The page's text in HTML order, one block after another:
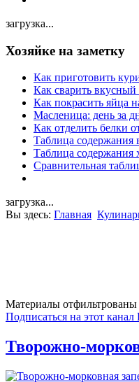
загрузка...
Хозяйке на заметку
Как приготовить
Как сварить
Как покрасить яйца
Масленица: день за
Как отделить белки
Таблица содержания
Таблица содержания
Сравнительная
загрузка...
Вы здесь: Главная
Материалы
Подписаться на этот канал
Творожно-